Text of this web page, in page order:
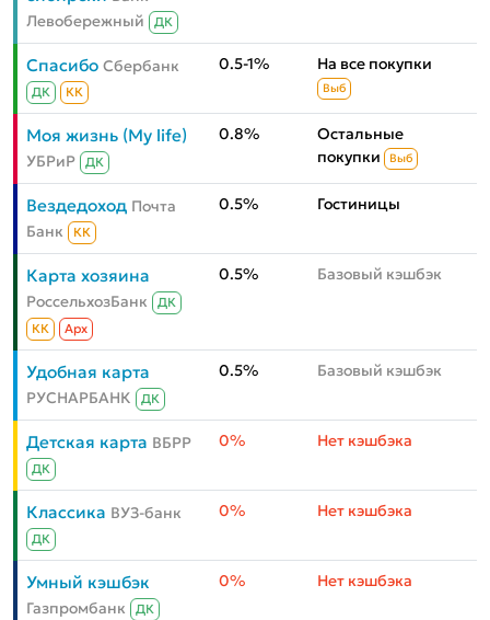
Левобережный
ДК
Спасибо Сбербанк
ДК КК
0.5-1% На все покупки
Выб
Моя жизнь (My life)
УБРиР ДК
0.8%
Остальные
покупки
Выб
Вездедоход Почта
Банк
КК
0.5% Гостиницы
Карта хозяина
РоссельхозБанк
ДК
КК
Aрх
0.5% Базовый кэшбэк
Удобная карта
РУСНАРБАНК ДК
0.5% Базовый кэшбэк
Детская карта ВБРР
ДК
0% Нет кэшбэка
Классика ВУЗ-банк
ДК
0% Нет кэшбэка
Умный кэшбэк
Газпромбанк ДК
0% Нет кэшбэка